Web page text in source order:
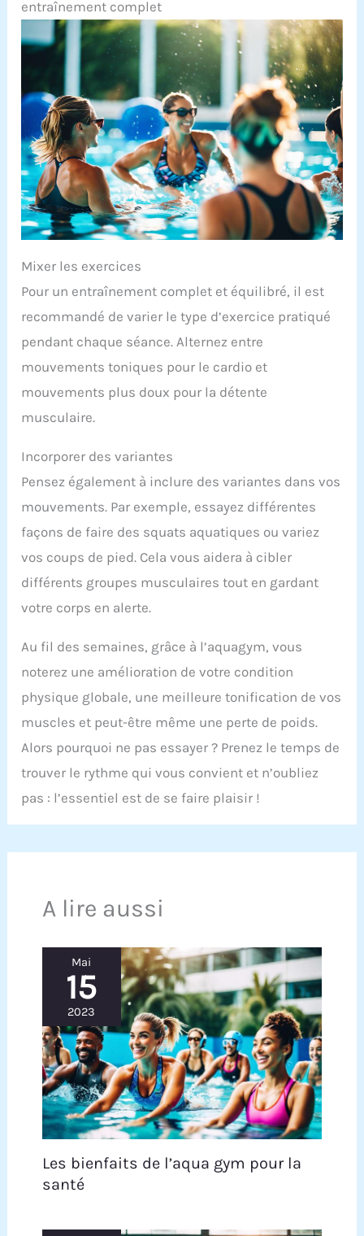
entraînement complet
Mixer les exercices
Pour un entraînement complet et équilibré, il est
recommandé de varier le type d’exercice pratiqué
pendant chaque séance. Alternez entre
mouvements toniques pour le cardio et
mouvements plus doux pour la détente
musculaire.
Incorporer des variantes
Pensez également à inclure des variantes dans vos
mouvements. Par exemple, essayez différentes
façons de faire des squats aquatiques ou variez
vos coups de pied. Cela vous aidera à cibler
différents groupes musculaires tout en gardant
votre corps en alerte.
Au fil des semaines, grâce à l’aquagym, vous
noterez une amélioration de votre condition
physique globale, une meilleure tonification de vos
muscles et peut-être même une perte de poids.
Alors pourquoi ne pas essayer ? Prenez le temps de
trouver le rythme qui vous convient et n’oubliez
pas : l’essentiel est de se faire plaisir !
A lire aussi
Mai
15
2023
Les bienfaits de l’aqua gym pour la
santé